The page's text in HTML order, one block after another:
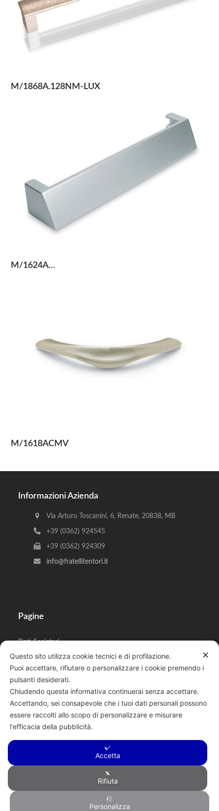
M/1868A.128NM-LUX
M/1624A…
M/1618ACMV
Informazioni Azienda
Via Arturo Toscanini, 6, Renate, 20838, MB
+39 (0362) 924545
+39 (0362) 924309
info@fratellitentori.it
Pagine
Dati Societari
Regolamento Privacy
Copyright © 2026 F.lli Tentori di Enrico Tentori & C. SAS - Via A.
✕
Questo sito utilizza cookie tecnici e di profilazione.
Puoi accettare, rifiutare o personalizzare i cookie premendo i
pulsanti desiderati.
Chiudendo questa informativa continuerai senza accettare.
Accettando, sei consapevole che i tuoi dati personali possono
essere raccolti allo scopo di personalizzare e misurare
l'efficacia della pubblicità.
Accetta
Rifiuta
Personalizza